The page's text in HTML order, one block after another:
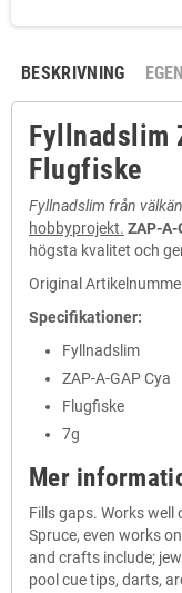
BESKRIVNING
Fyllnadslim
Flugfiske
Fyllnadslim från
hobbyprojekt. ZAP-
högsta kvalitet och
Original
Specifikationer:
Fyllnadslim
ZAP-A-GAP Cya
Flugfiske
7g
Mer
Fills gaps. Works well
Spruce, even works
and crafts include;
pool cue tips, darts,